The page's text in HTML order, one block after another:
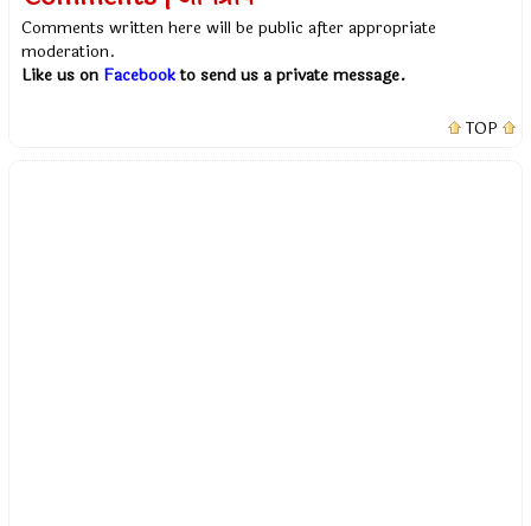
Comments written here will be public after appropriate
moderation.
Like us on Facebookto send us a private message.
TOP